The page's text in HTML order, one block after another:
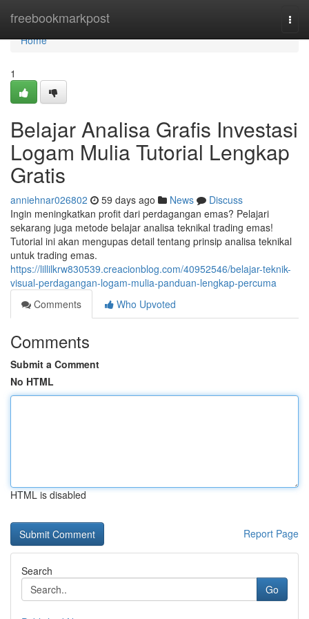
freebookmarkpost
Home
Home
1
Belajar Analisa Grafis Investasi
Logam Mulia Tutorial Lengkap
Gratis
anniehnar026802 59 days ago News
Discuss
Ingin meningkatkan profit dari perdagangan emas? Pelajari
sekarang juga metode belajar analisa teknikal trading emas!
Tutorial ini akan mengupas detail tentang prinsip analisa teknikal
untuk trading emas.
https://lillilkrw830539.creacionblog.com/40952546/belajar-teknik-
visual-perdagangan-logam-mulia-panduan-lengkap-percuma
Comments
Who Upvoted
Comments
Submit a Comment
No HTML
HTML is disabled
Report Page
Search
Go